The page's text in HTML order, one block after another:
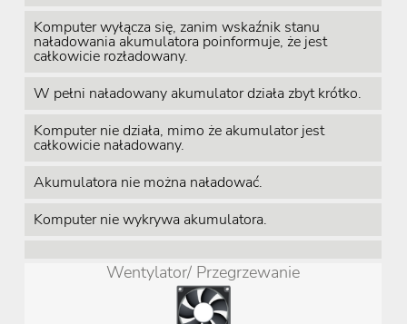
Komputer wyłącza się, zanim wskaźnik stanu
naładowania akumulatora poinformuje, że jest
całkowicie rozładowany.
W pełni naładowany akumulator działa zbyt krótko.
Komputer nie działa, mimo że akumulator jest
całkowicie naładowany.
Akumulatora nie można naładować.
Komputer nie wykrywa akumulatora.
Wentylator/ Przegrzewanie